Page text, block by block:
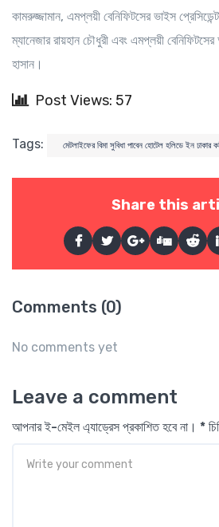
কামরুজ্জামান, এমপ্লয়ী বেনিফিটসের ভাইস
ম্যানেজার রায়হান চৌধুরী এবং এমপ্লয়ী
হাসান।
Post Views: 57
Tags: মেটলাইফের বিমা সুবিধা পাবেন হোটেল হলিডে ইন ঢাকার
Share this
Comments (0)
No comments yet
Leave a comment
আপনার ই-মেইল এ্যাড্রেস প্রকাশিত হবে না। *